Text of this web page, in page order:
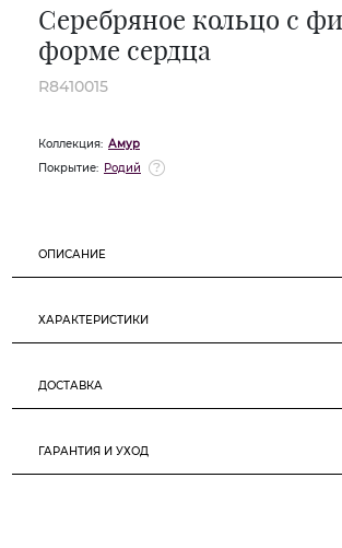
Серебряное кольцо с
форме сердца
R8410015
Коллекция: Амур
Покрытие: Родий
ОПИСАНИЕ
ХАРАКТЕРИСТИКИ
ДОСТАВКА
ГАРАНТИЯ И УХОД